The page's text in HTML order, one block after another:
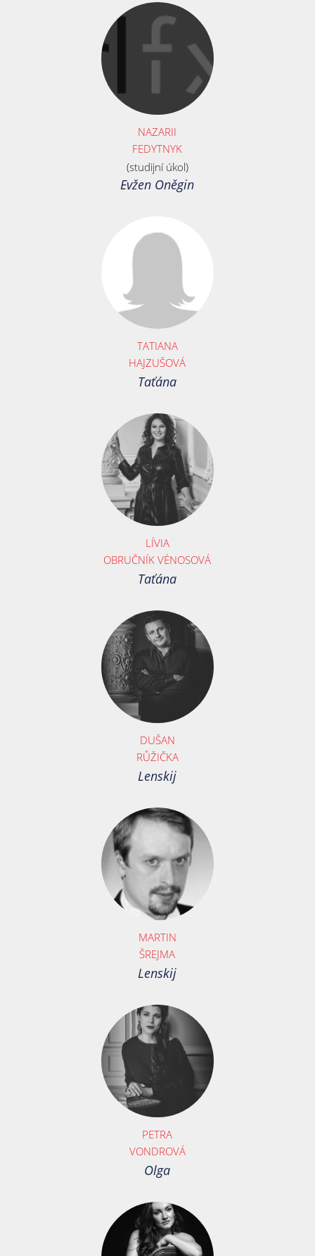
NAZARII
FEDYTNYK
(studijní úkol)
Evžen Oněgin
TATIANA
HAJZUŠOVÁ
Taťána
LÍVIA
OBRUČNÍK VÉNOSOVÁ
Taťána
DUŠAN
RŮŽIČKA
Lenskij
MARTIN
ŠREJMA
Lenskij
PETRA
VONDROVÁ
Olga